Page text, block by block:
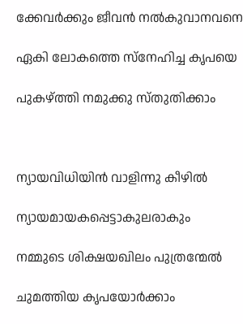
ക്കേവർക്കും ജീവൻ നൽകുവാനവനെ
ഏകി ലോകത്തെ സ്നേഹിച്ച കൃപയെ
പുകഴ്ത്തി നമുക്കു സ്തുതിക്കാം
ന്യായവിധിയിൻ വാളിന്നു കീഴിൽ
ന്യായമായകപ്പെട്ടാകുലരാകും
നമ്മുടെ ശിക്ഷയഖിലം പുത്രന്മേൽ
ചുമത്തിയ കൃപയോർക്കാം